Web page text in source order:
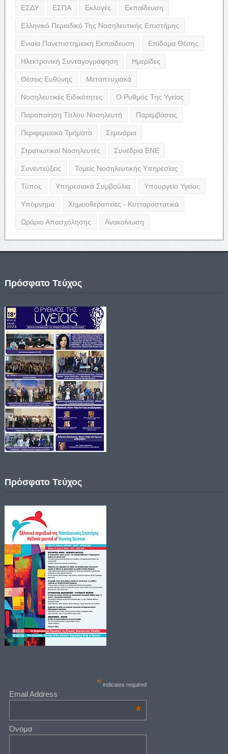
ΕΣΔΥ ΕΣΠΑ Εκλογές Εκπαίδευση
Ελληνικό Περιοδικό Της Νοσηλευτικής Επιστήμης
Ενιαία Πανεπιστημιακή Εκπαίδευση Επίδομα Θέσης
Ηλεκτρονική Συνταγογράφηση Ημερίδες
Θέσεις Ευθύνης Μεταπτυχιακά
Νοσηλευτικές Ειδικότητες Ο Ρυθμός Της Υγείας
Παραποίηση Τίτλου Νοσηλευτή Παρεμβάσεις
Περιφερειακά Τμήματα Σεμινάρια
Στρατιωτικοί Νοσηλευτές Συνέδρια ΕΝΕ
Συνεντεύξεις Τομείς Νοσηλευτικής Υπηρεσίας
Τύπος Υπηρεσιακά Συμβούλια Υπουργείο Υγείας
Υπόμνημα Χημειοθεραπείες - Κυτταροστατικά
Ωράριο Απασχόλησης Ανακοίνωση
Πρόσφατο Τεύχος
Πρόσφατο Τεύχος
* indicates required
Email Address
*
Όνομα